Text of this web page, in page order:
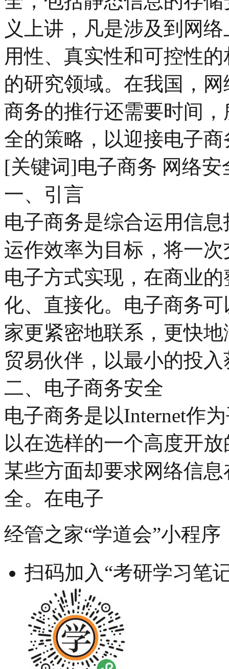
义上讲，凡是涉及到网
用性、真实性和可控性
的研究领域。在我国，
商务的推行还需要时间
全的策略，以迎接电子
[关键词]电子商务 网络安
一、引言
电子商务是综合运用信
运作效率为目标，将一
电子方式实现，在商业
化、直接化。电子商务
家更紧密地联系，更快
贸易伙伴，以最小的投
二、电子商务安全
电子商务是以Internet作
以在选样的一个高度开
某些方面却要求网络信
全。在电子
经管之家“学道会”小程序
扫码加入“考研学习笔